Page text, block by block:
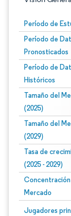
Período de
Período de
Pronosticados
Período de
Históricos
Tamaño del
(2025)
Tamaño del
(2029)
Tasa de
(2025 - 2029)
Mercado
Jugadores
Imagen © Mordor